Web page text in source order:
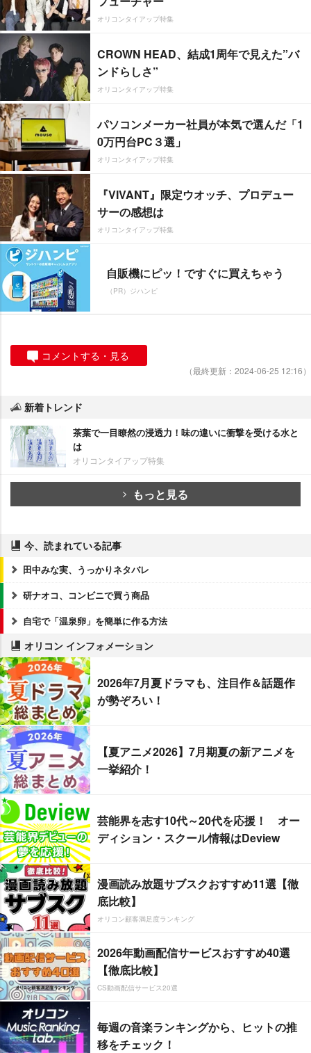
オリコンタイアップ特集
CROWN HEAD、結成1周年で見えた”バ
ンドらしさ”
オリコンタイアップ特集
パソコンメーカー社員が本気で選んだ「1
0万円台PC３選」
オリコンタイアップ特集
『VIVANT』限定ウオッチ、プロデュー
サーの感想は
オリコンタイアップ特集
自販機にピッ！ですぐに買えちゃう
（PR）ジハンピ
コメントする・見る
（最終更新：2024-06-25 12:16）
新着トレンド
茶葉で一目瞭然の浸透力！味の違いに衝撃を受ける水と
は
オリコンタイアップ特集
もっと見る
今、読まれている記事
田中みな実、うっかりネタバレ
研ナオコ、コンビニで買う商品
自宅で「温泉卵」を簡単に作る方法
オリコン インフォメーション
2026年7月夏ドラマも、注目作＆話題作
が勢ぞろい！
【夏アニメ2026】7月期夏の新アニメを
一挙紹介！
芸能界を志す10代～20代を応援！ オー
ディション・スクール情報はDeview
漫画読み放題サブスクおすすめ11選【徹
底比較】
オリコン顧客満足度ランキング
2026年動画配信サービスおすすめ40選
【徹底比較】
CS動画配信サービス20選
毎週の音楽ランキングから、ヒットの推
移をチェック！